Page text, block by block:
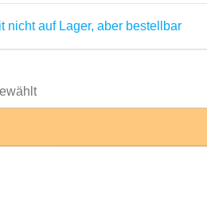
nicht auf Lager, aber bestellbar